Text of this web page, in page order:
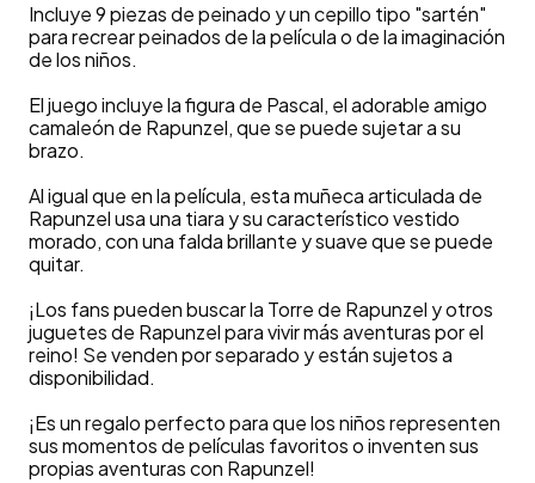
Incluye 9 piezas de peinado y un cepillo tipo "sartén"
para recrear peinados de la película o de la imaginación
de los niños.
El juego incluye la figura de Pascal, el adorable amigo
camaleón de Rapunzel, que se puede sujetar a su
brazo.
Al igual que en la película, esta muñeca articulada de
Rapunzel usa una tiara y su característico vestido
morado, con una falda brillante y suave que se puede
quitar.
¡Los fans pueden buscar la Torre de Rapunzel y otros
juguetes de Rapunzel para vivir más aventuras por el
reino! Se venden por separado y están sujetos a
disponibilidad.
¡Es un regalo perfecto para que los niños representen
sus momentos de películas favoritos o inventen sus
propias aventuras con Rapunzel!